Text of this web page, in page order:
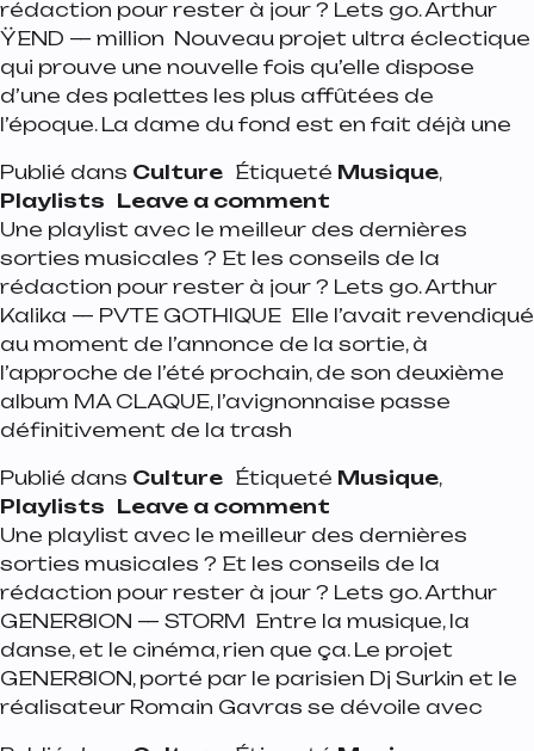
rédaction pour rester à jour ? Lets go. Arthur
ŸEND — million Nouveau projet ultra éclectique
qui prouve une nouvelle fois qu’elle dispose
d’une des palettes les plus affûtées de
l’époque. La dame du fond est en fait déjà une
Publié dans Culture Étiqueté Musique,
Playlists Leave a comment
Une playlist avec le meilleur des dernières
sorties musicales ? Et les conseils de la
rédaction pour rester à jour ? Lets go. Arthur
Kalika — PVTE GOTHIQUE Elle l’avait revendiqué
au moment de l’annonce de la sortie, à
l’approche de l’été prochain, de son deuxième
album MA CLAQUE, l’avignonnaise passe
définitivement de la trash
Publié dans Culture Étiqueté Musique,
Playlists Leave a comment
Une playlist avec le meilleur des dernières
sorties musicales ? Et les conseils de la
rédaction pour rester à jour ? Lets go. Arthur
GENER8ION — STORM Entre la musique, la
danse, et le cinéma, rien que ça. Le projet
GENER8ION, porté par le parisien Dj Surkin et le
réalisateur Romain Gavras se dévoile avec